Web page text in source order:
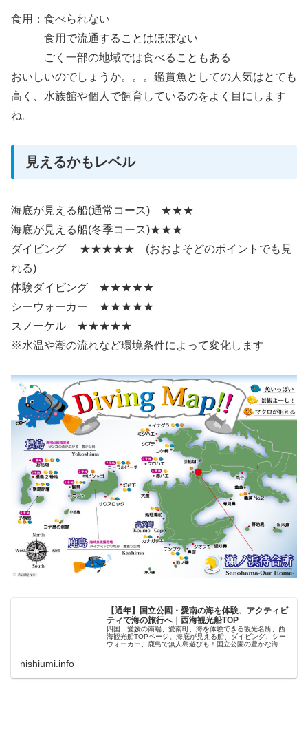
食用：食べられない
食用で流通することはほぼない
ごく一部の地域では食べることもある
おいしいのでしょうか。。。鑑賞魚としての人気はとても
高く、水族館や個人で飼育しているのをよく目にします
ね。
見えるかもレベル
海底が見える船(通常コース) ★★★
海底が見える船(冬季コース)★★★
ダイビング ★★★★★ (おおよそどのポイントでも見
れる)
体験ダイビング ★★★★★
シーウォーカー ★★★★★
スノーケル ★★★★★
※水温や潮の流れなど環境条件によって変化します
【通年】国立公園・愛南の海を体験、アクティビ
ティで海の旅行へ｜西海観光船TOP
四国、愛媛の南端、愛南町、海を体験できる観光名所、西
海観光船TOPページ。海底が見える船、ダイビング、シー
ウォーカー、鹿島で無人島遊びも！国立公園の豊かな海が
nishiumi.info